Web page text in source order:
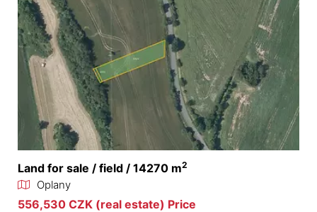
Land for sale / field / 14270 m2
Oplany
556,530 CZK (real estate) Price